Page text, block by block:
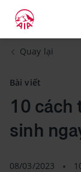
Quay lại
Bài viết
10 cách
sinh
08/03/2023